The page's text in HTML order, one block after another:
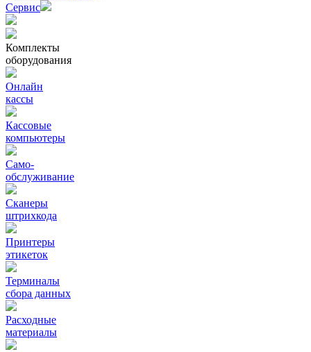
Сервис
Комплекты
оборудования
Онлайн
кассы
Кассовые
компьютеры
Само-
обслуживание
Сканеры
штрихкода
Принтеры
этикеток
Терминалы
сбора данных
Расходные
материалы